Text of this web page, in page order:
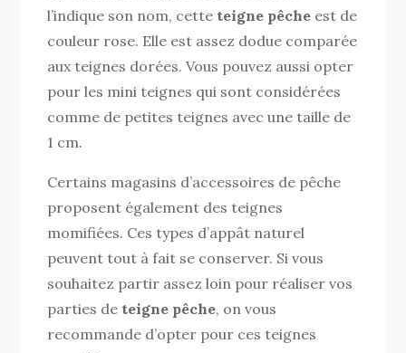
l’indique son nom, cette teigne pêche est de
couleur rose. Elle est assez dodue comparée
aux teignes dorées. Vous pouvez aussi opter
pour les mini teignes qui sont considérées
comme de petites teignes avec une taille de
1 cm.
Certains magasins d’accessoires de pêche
proposent également des teignes
momifiées. Ces types d’appât naturel
peuvent tout à fait se conserver. Si vous
souhaitez partir assez loin pour réaliser vos
parties de teigne pêche, on vous
recommande d’opter pour ces teignes